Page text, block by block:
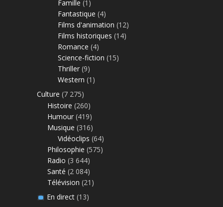
Famille (1)
Fantastique (4)
Films d'animation (12)
Films historiques (14)
Romance (4)
Science-fiction (15)
Thriller (9)
Western (1)
Culture (7 275)
Histoire (260)
Humour (419)
Musique (316)
Vidéoclips (64)
Philosophie (575)
Radio (3 644)
Santé (2 084)
Télévision (21)
En direct(13)